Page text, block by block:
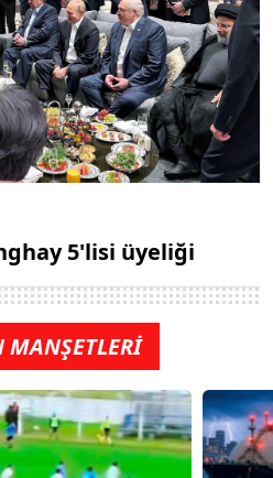
5'lisi üyeliği
MANŞETLERİ